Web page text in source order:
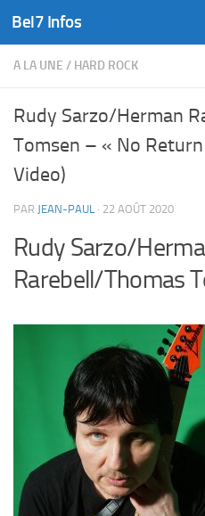
Skip to content
Bel7 Infos
A LA UNE / HARD ROCK
Rudy Sarzo/Herman
Tomsen – « No
Video)
PAR JEAN-PAUL · 22 AOÛT 2020
Rudy Sarzo/
Rarebell/Thomas